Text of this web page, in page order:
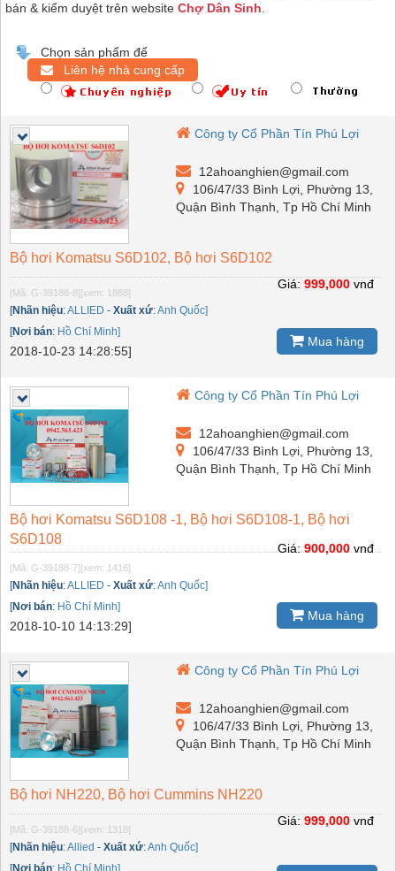
bán & kiểm duyệt trên website Chợ Dân Sinh.
Chọn sản phẩm để
Liên hệ nhà cung cấp
Công ty Cổ Phần Tín Phú Lợi
12ahoanghien@gmail.com
106/47/33 Bình Lợi, Phường 13,
Quận Bình Thạnh, Tp Hồ Chí Minh
Bộ hơi Komatsu S6D102, Bộ hơi S6D102
[Mã: G-39188-8] [xem: 1888]
[Nhãn hiệu:ALLIED - Xuất xứ:Anh Quốc]
[Nơi bán: Hồ Chí Minh]
2018-10-23 14:28:55]
Giá: 999,000 vnđ
Mua hàng
Công ty Cổ Phần Tín Phú Lợi
12ahoanghien@gmail.com
106/47/33 Bình Lợi, Phường 13,
Quận Bình Thạnh, Tp Hồ Chí Minh
Bộ hơi Komatsu S6D108 -1, Bộ hơi S6D108-1, Bộ hơi
S6D108
[Mã: G-39188-7] [xem: 1416]
[Nhãn hiệu:ALLIED - Xuất xứ:Anh Quốc]
[Nơi bán: Hồ Chí Minh]
2018-10-10 14:13:29]
Giá:900,000vnđ
Mua hàng
Công ty Cổ Phần Tín Phú Lợi
12ahoanghien@gmail.com
106/47/33 Bình Lợi, Phường 13,
Quận Bình Thạnh, Tp Hồ Chí Minh
Bộ hơi NH220, Bộ hơi Cummins NH220
[Mã: G-39188-6] [xem: 1318]
[Nhãn hiệu:Allied - Xuất xứ:Anh Quốc]
Giá: 999,000 vnđ